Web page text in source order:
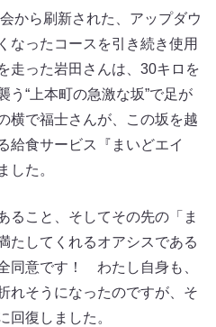
から刷新された、アップダウ
なったコースを引き続き使用
走った岩田さんは、30キロを
う“上本町の急激な坂”で足が
横で福士さんが、この坂を越
給食サービス『まいどエイ
した。
ること、そしてその先の「ま
たしてくれるオアシスである
同意です！ わたし自身も、
れそうになったのですが、そ
回復しました。